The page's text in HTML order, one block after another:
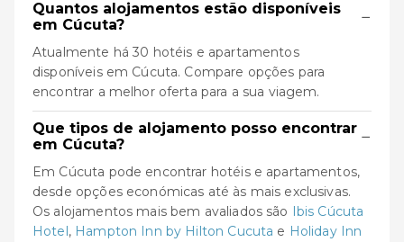
Quantos alojamentos estão disponíveis
em Cúcuta?
−
Atualmente há 30 hotéis e apartamentos
disponíveis em Cúcuta. Compare opções para
encontrar a melhor oferta para a sua viagem.
Que tipos de alojamento posso encontrar
em Cúcuta?
−
Em Cúcuta pode encontrar hotéis e apartamentos,
desde opções económicas até às mais exclusivas.
Os alojamentos mais bem avaliados são Ibis Cúcuta
Hotel, Hampton Inn by Hilton Cucuta e Holiday Inn